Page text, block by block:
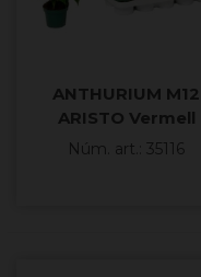
ANTHURIUM M12
ARISTO Vermell
Núm. art.: 35116